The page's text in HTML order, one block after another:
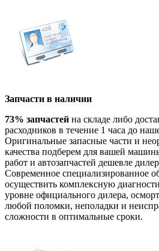
Запчасти в наличии
73% запчастей на складе либо
расходников в течение 1 часа до
Оригинальные запасные части и
качества подберем для вашей
работ и автозапчастей дешевле
Современное специализированное
осуществить комплексную
уровне официального дилера,
любой поломки, неполадки и
сложности в оптимальные сроки.